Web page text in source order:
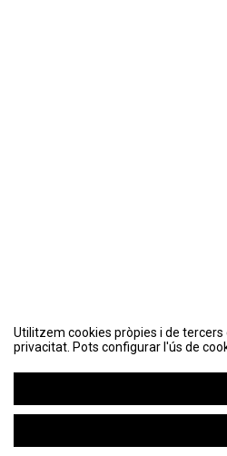
Utilitzem cookies pròpies i de
privacitat. Pots configurar l'ús de
Utilitzem cookies pròpies i de
privacitat. Pots configurar l'ús de